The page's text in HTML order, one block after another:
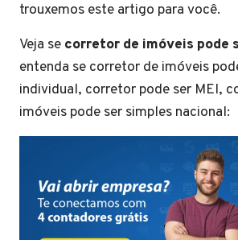
trouxemos este artigo para você.
Veja se corretor de imóveis pode
entenda se corretor de imóveis
individual, corretor pode ser MEI,
imóveis pode ser simples nacional: